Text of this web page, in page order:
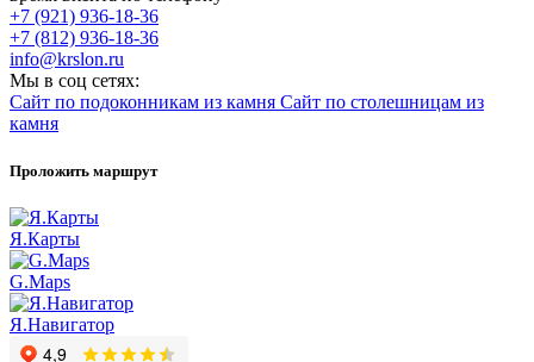
+7 (921) 936-18-36
+7 (812) 936-18-36
info@krslon.ru
Мы в соц сетях:
Сайт по подоконникам из камня Сайт по столешницам из
камня
Проложить маршрут
Я.Карты
G.Maps
Я.Навигатор